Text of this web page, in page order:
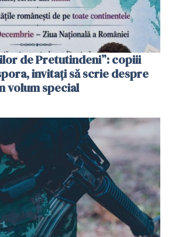
de Pretutindeni”: copiii
invitați să scrie despre
volum special